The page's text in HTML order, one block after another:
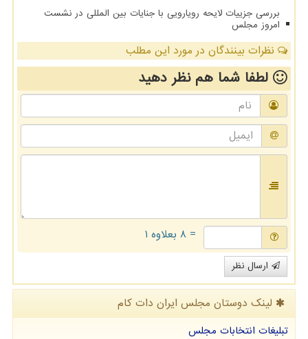
بررسی جزییات لایحه رویارویی با جنایات بین المللی در نشست
امروز مجلس
نظرات بینندگان در مورد این مطلب
لطفا شما همنظر دهید
= ۸ بعلاوه ۱
ارسال نظر
لینک دوستان مجلس ایران دات كام
تبلیغات انتخابات مجلس